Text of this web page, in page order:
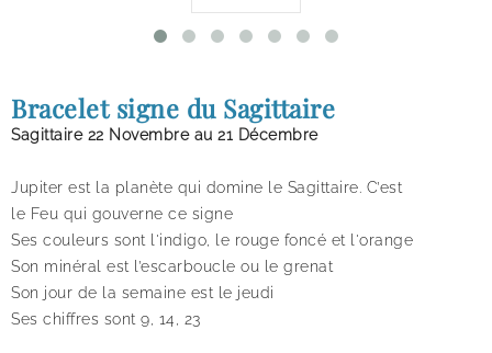
Bracelet signe du Sagittaire
Sagittaire22 Novembre au 21 Décembre
Jupiter est la planète qui domine le Sagittaire. C’est
le Feu qui gouverne ce signe
Ses couleurs sont l'indigo
le rouge foncé et l'orange
Son minéral est l’escarboucle ou le grenat
Son jour de la semaine est le jeudi
Ses chiffres sont 9, 14, 23